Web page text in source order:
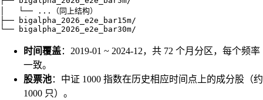
│   └── ...（同上结构）
├── bigalpha_2026_e2e_bar15m/
时间覆盖：2019-01 ~ 2024-12，共 72 个月分区，每个频率
一致。
股票池：中证 1000 指数在历史相应时间点上的成分股（约
1000 只）。